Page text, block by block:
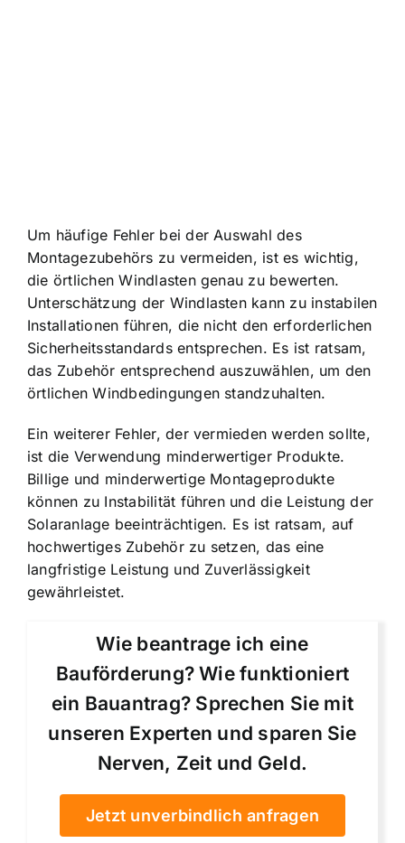
Um häufige Fehler bei der Auswahl des
Montagezubehörs zu vermeiden, ist es wichtig,
die örtlichen Windlasten genau zu bewerten.
Unterschätzung der Windlasten kann zu instabilen
Installationen führen, die nicht den erforderlichen
Sicherheitsstandards entsprechen. Es ist ratsam,
das Zubehör entsprechend auszuwählen, um den
örtlichen Windbedingungen standzuhalten.
Ein weiterer Fehler, der vermieden werden sollte,
ist die Verwendung minderwertiger Produkte.
Billige und minderwertige Montageprodukte
können zu Instabilität führen und die Leistung der
Solaranlage beeinträchtigen. Es ist ratsam, auf
hochwertiges Zubehör zu setzen, das eine
langfristige Leistung und Zuverlässigkeit
gewährleistet.
Wie beantrage ich eine
Bauförderung? Wie funktioniert
ein Bauantrag? Sprechen Sie mit
unseren Experten und sparen Sie
Nerven, Zeit und Geld.
Jetzt unverbindlich anfragen